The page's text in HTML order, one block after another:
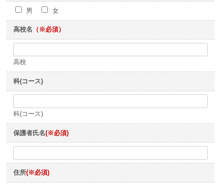
男 女
高校名 （※必須）
高校
科(コース)
科(コース)
保護者氏名(※必須)
住所(※必須)